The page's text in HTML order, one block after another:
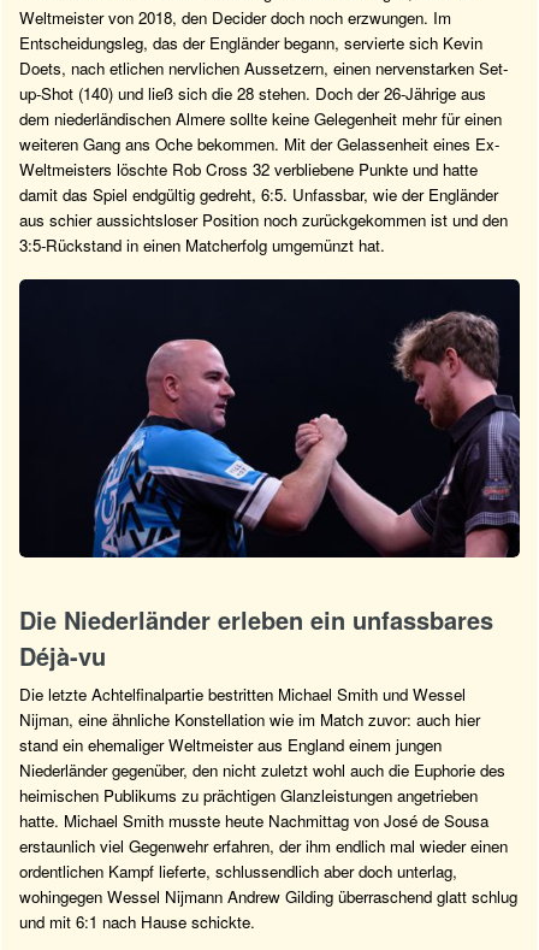
Weltmeister von 2018, den Decider doch noch erzwungen. Im
Entscheidungsleg, das der Engländer begann, servierte sich Kevin
Doets, nach etlichen nervlichen Aussetzern, einen nervenstarken Set-
up-Shot (140) und ließ sich die 28 stehen. Doch der 26-Jährige aus
dem niederländischen Almere sollte keine Gelegenheit mehr für einen
weiteren Gang ans Oche bekommen. Mit der Gelassenheit eines Ex-
Weltmeisters löschte Rob Cross 32 verbliebene Punkte und hatte
damit das Spiel endgültig gedreht, 6:5. Unfassbar, wie der Engländer
aus schier aussichtsloser Position noch zurückgekommen ist und den
3:5-Rückstand in einen Matcherfolg umgemünzt hat.
Die Niederländer erleben ein unfassbares
Déjà-vu
Die letzte Achtelfinalpartie bestritten Michael Smith und Wessel
Nijman, eine ähnliche Konstellation wie im Match zuvor: auch hier
stand ein ehemaliger Weltmeister aus England einem jungen
Niederländer gegenüber, den nicht zuletzt wohl auch die Euphorie des
heimischen Publikums zu prächtigen Glanzleistungen angetrieben
hatte. Michael Smith musste heute Nachmittag von José de Sousa
erstaunlich viel Gegenwehr erfahren, der ihm endlich mal wieder einen
ordentlichen Kampf lieferte, schlussendlich aber doch unterlag,
wohingegen Wessel Nijmann Andrew Gilding überraschend glatt schlug
und mit 6:1 nach Hause schickte.